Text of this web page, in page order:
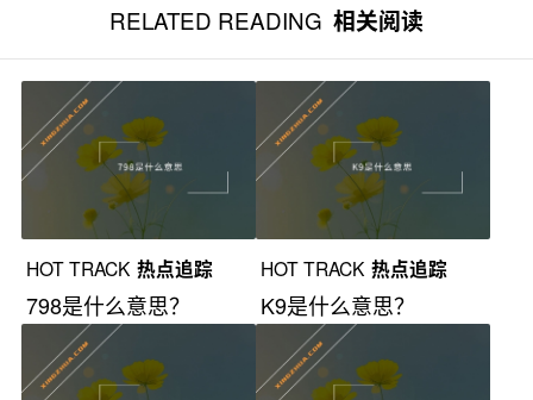
RELATED READING 相关阅读
HOT TRACK 热点追踪
798是什么意思？
HOT TRACK 热点追踪
K9是什么意思？